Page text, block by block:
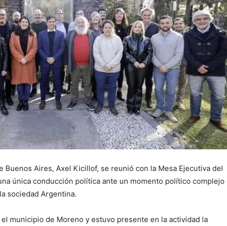
Buenos Aires, Axel Kicillof, se reunió con la Mesa Ejecutiva del
única conducción política ante un momento político complejo
sociedad Argentina.
municipio de Moreno y estuvo presente en la actividad la